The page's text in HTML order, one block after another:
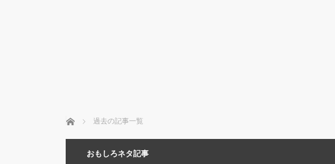
ホーム 過去の記事一覧
おもしろネタ記事